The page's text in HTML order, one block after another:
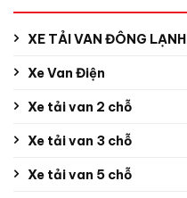
XE TẢI VAN ĐÔNG LẠNH
Xe Van Điện
Xe tải van 2 chỗ
Xe tải van 3 chỗ
Xe tải van 5 chỗ